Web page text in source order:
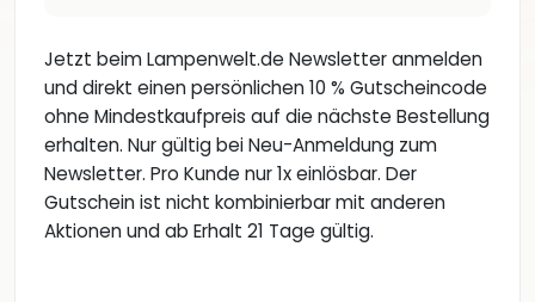
Jetzt beim Lampenwelt.de Newsletter anmelden
und direkt einen persönlichen 10 % Gutscheincode
ohne Mindestkaufpreis auf die nächste Bestellung
erhalten. Nur gültig bei Neu-Anmeldung zum
Newsletter. Pro Kunde nur 1x einlösbar. Der
Gutschein ist nicht kombinierbar mit anderen
Aktionen und ab Erhalt 21 Tage gültig.